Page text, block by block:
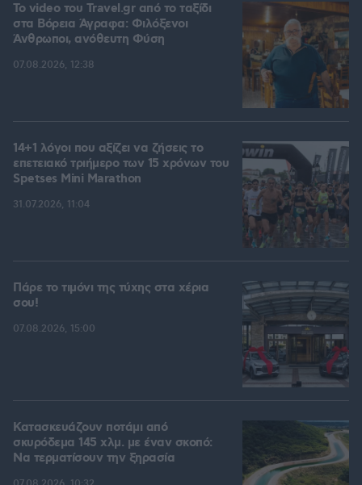
To video του Travel.gr από το ταξίδι
στα Βόρεια Άγραφα: Φιλόξενοι
Άνθρωποι, ανόθευτη Φύση
07.08.2026, 12:38
14+1 λόγοι που αξίζει να ζήσεις το
επετειακό τριήμερο των 15 χρόνων του
Spetses Mini Marathon
31.07.2026, 11:04
Πάρε το τιμόνι της τύχης στα χέρια
σου!
07.08.2026, 15:00
Κατασκευάζουν ποτάμι από
σκυρόδεμα 145 χλμ. με έναν σκοπό:
Να τερματίσουν την ξηρασία